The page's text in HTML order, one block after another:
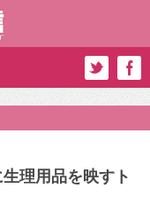
理用品を映すト